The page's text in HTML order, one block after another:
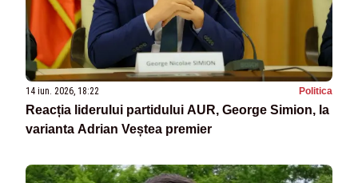
14 iun. 2026, 18:22 Politica
Reacția liderului partidului AUR, George Simion, la
varianta Adrian Veștea premier